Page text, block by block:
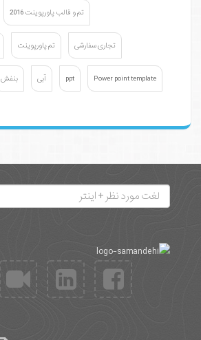
تم و قالب پاورپوینت 2016
تم پاورپوینت تجاری سفارشی
بنفش آبی ppt Power point template